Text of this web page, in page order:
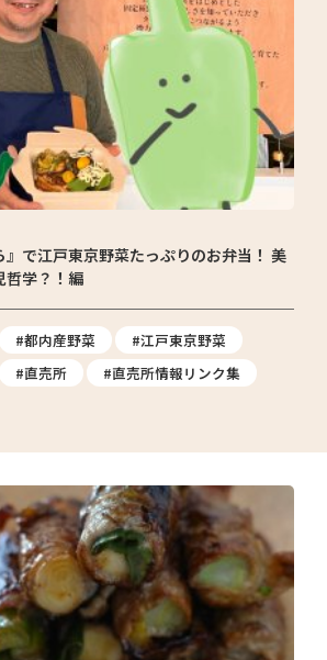
』で江戸東京野菜たっぷりのお弁当！ 美
哲学？！編
#都内産野菜
#江戸東京野菜
#直売所 #直売所情報リンク集